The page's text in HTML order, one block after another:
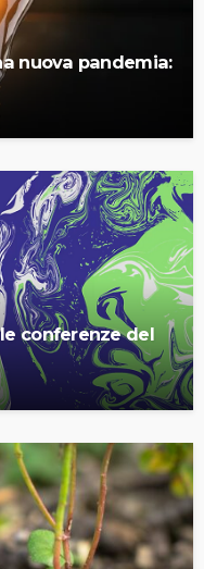
nuova pandemia:
conferenze del